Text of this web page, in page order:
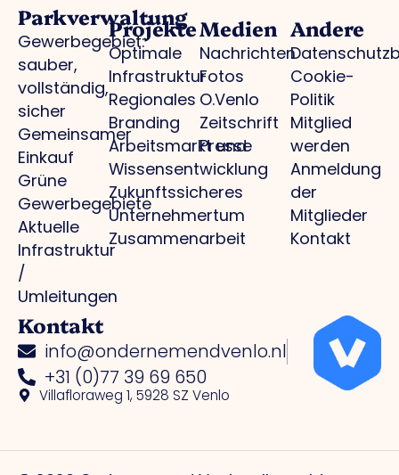
Parkverwaltung
Gewerbegebiet:
sauber,
vollständig,
sicher
Gemeinsamer
Einkauf
Grüne
Gewerbegebiete
Aktuelle
Infrastruktur
/
Umleitungen
Projekte
Optimale
Infrastruktur
Regionales
Branding
Arbeitsmarkt und
Wissensentwicklung
Zukunftssicheres
Unternehmertum
Zusammenarbeit
Medien
Nachrichten
Fotos
O.Venlo
Zeitschrift
Presse
Andere
Cookie-
Politik
Mitglied
werden
Anmeldung
der
Mitglieder
Kontakt
Kontakt
info@ondernemendvenlo.nl
+31 (0)77 39 69 650
Villafloraweg 1, 5928 SZ Venlo